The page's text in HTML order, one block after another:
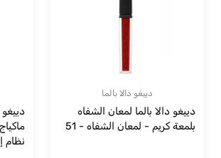
دييغو دالا بالما
دييغو دالا بالما لمعان الشفاه
بلمعة كريم - لمعان الشفاه - 51
دييغو
نظام